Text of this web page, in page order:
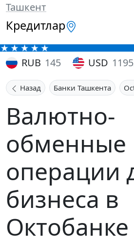
Ташкент
Кредитлар
RUB 145 USD
Назад Банки Ташкента
Валютно-
обменные
операции
бизнеса в
Октобанке